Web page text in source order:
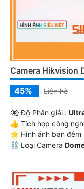
Camera Hikvision
45%
Liên hệ
👁️‍🗨 Độ Phân giải :
⛓ Loại Camera